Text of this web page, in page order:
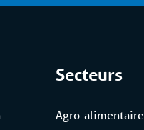
Secteurs
Agro-alimentaire